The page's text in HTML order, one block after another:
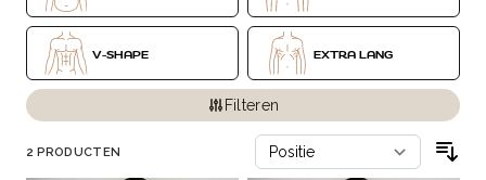
V-SHAPE EXTRA LANG
Filteren
2 PRODUCTEN